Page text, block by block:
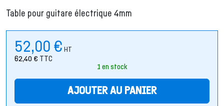
Table pour guitare électrique 4mm
52,00 € HT
62,40 € TTC
1 en stock
AJOUTER AU PANIER